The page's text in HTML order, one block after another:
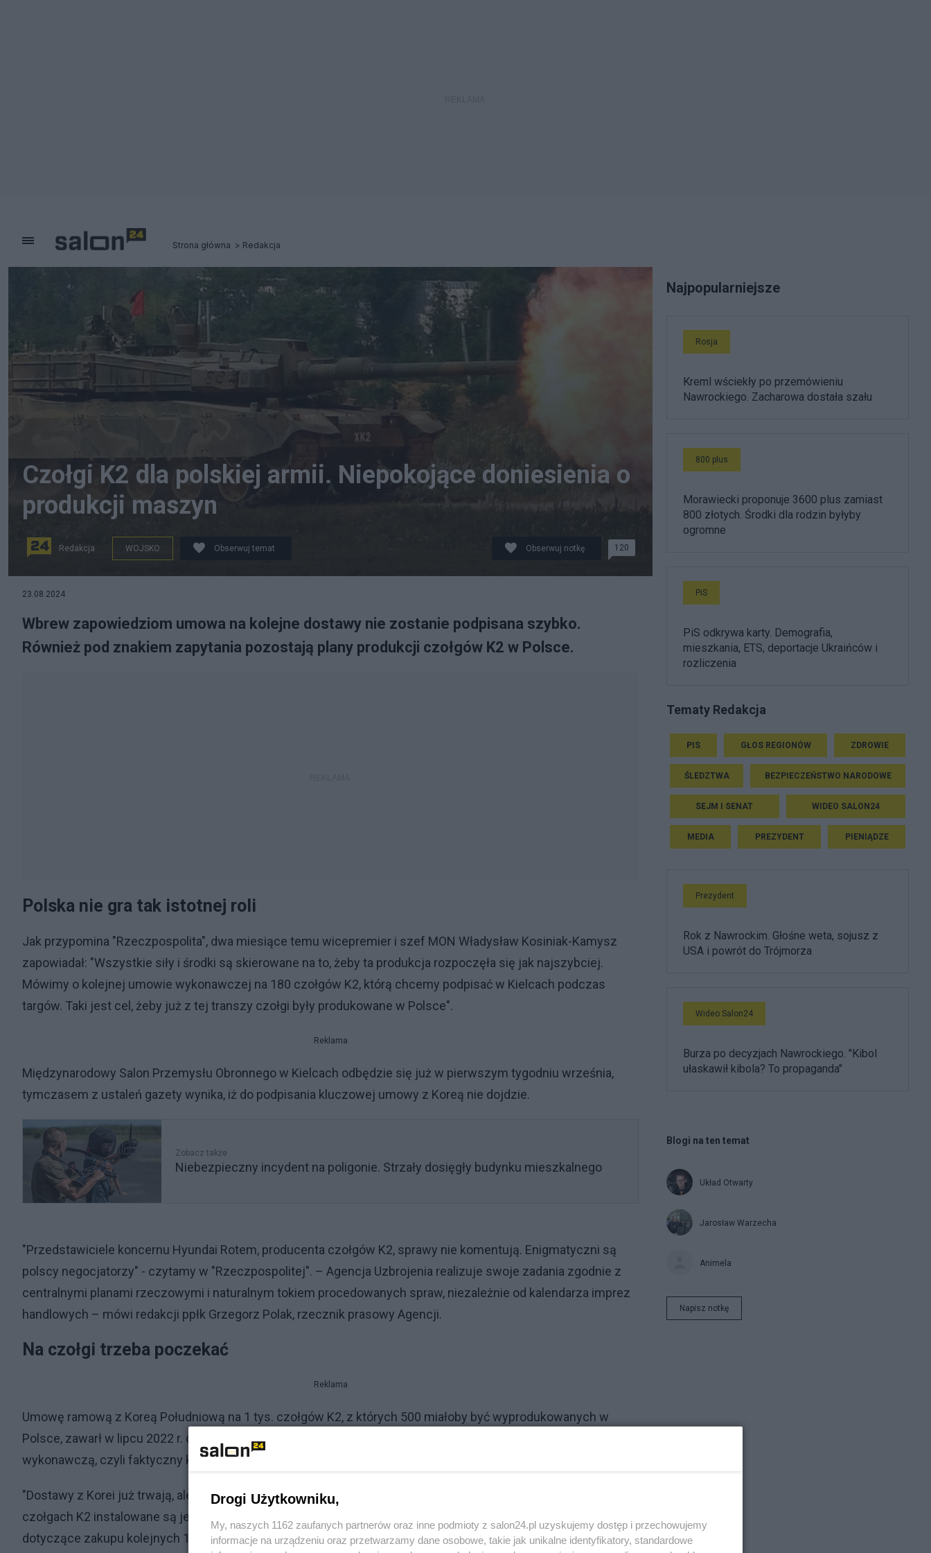
Strona główna Redakcja
Czołgi K2 dla polskiej armii. Niepokojące doniesienia o
produkcji maszyn
Redakcja WOJSKO Obserwuj temat Obserwuj notkę 120
23.08.2024
Wbrew zapowiedziom umowa na kolejne dostawy nie zostanie podpisana szybko.
Również pod znakiem zapytania pozostają plany produkcji czołgów K2 w Polsce.
Polska nie gra tak istotnej roli
Jak przypomina "Rzeczpospolita", dwa miesiące temu wicepremier i szef MON Władysław Kosiniak-Kamysz
zapowiadał: "Wszystkie siły i środki są skierowane na to, żeby ta produkcja rozpoczęła się jak najszybciej.
Mówimy o kolejnej umowie wykonawczej na 180 czołgów K2, którą chcemy podpisać w Kielcach podczas
targów. Taki jest cel, żeby już z tej transzy czołgi były produkowane w Polsce".
Reklama
Międzynarodowy Salon Przemysłu Obronnego w Kielcach odbędzie się już w pierwszym tygodniu września,
tymczasem z ustaleń gazety wynika, iż do podpisania kluczowej umowy z Koreą nie dojdzie.
Zobacz także
Niebezpieczny incydent na poligonie. Strzały dosięgły budynku mieszkalnego
"Przedstawiciele koncernu Hyundai Rotem, producenta czołgów K2, sprawy nie komentują. Enigmatyczni są
polscy negocjatorzy" - czytamy w "Rzeczpospolitej". – Agencja Uzbrojenia realizuje swoje zadania zgodnie z
centralnymi planami rzeczowymi i naturalnym tokiem procedowanych spraw, niezależnie od kalendarza imprez
handlowych – mówi redakcji ppłk Grzegorz Polak, rzecznik prasowy Agencji.
Na czołgi trzeba poczekać
Reklama
Umowę ramową z Koreą Południową na 1 tys. czołgów K2, z których 500 miałoby być wyprodukowanych w
Polsce, zawarł w lipcu 2022 r. ówczesny szef MON Mariusz Błaszczak. W kolejnym miesiącu podpisano umowę
wykonawczą, czyli faktyczny kontrakt na zakup 180 czołgów K2, o wartości prawie 3,4 mld dol.
"Dostawy z Korei już trwają, ale udział polskiego przemysłu w realizacji tej części kontraktu jest minimalny. W
czołgach K2 instalowane są jedynie rodzime systemy łączności, produkowane przez Grupę WB. Rozmowy
dotyczące zakupu kolejnych 180 czołgów toczą się od kilku miesięcy. W tym tygodniu koreańska delegacja
Najpopularniejsze
Rosja
Kreml wściekły po przemówieniu
Nawrockiego. Zacharowa dostała szału
800 plus
Morawiecki proponuje 3600 plus zamiast
800 złotych. Środki dla rodzin byłyby
ogromne
PiS
PiS odkrywa karty. Demografia,
mieszkania, ETS, deportacje Ukraińców i
rozliczenia
Tematy Redakcja
PIS GŁOS REGIONÓW ZDROWIE
ŚLEDZTWA BEZPIECZEŃSTWO NARODOWE
SEJM I SENAT WIDEO SALON24
MEDIA PREZYDENT PIENIĄDZE
Prezydent
Rok z Nawrockim. Głośne weta, sojusz z
USA i powrót do Trójmorza
Wideo Salon24
Burza po decyzjach Nawrockiego. "Kibol
ułaskawił kibola? To propaganda"
Blogi na ten temat
Układ Otwarty
Jarosław Warzecha
Animela
Napisz notkę
Drogi Użytkowniku,
My, naszych 1162 zaufanych partnerów oraz inne podmioty z salon24.pl uzyskujemy dostęp i przechowujemy
informacje na urządzeniu oraz przetwarzamy dane osobowe, takie jak unikalne identyfikatory, standardowe